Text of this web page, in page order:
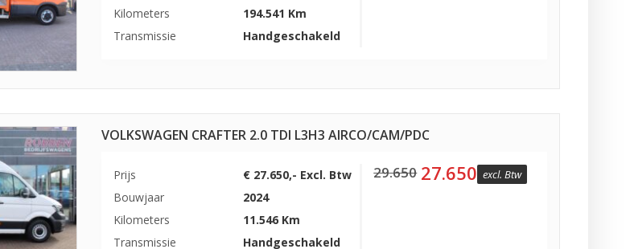
Kilometers
194.541 Km
Transmissie
Handgeschakeld
VOLKSWAGEN CRAFTER 2.0 TDI L3H3 AIRCO/CAM/PDC
Prijs
€ 27.650,- Excl. Btw
Bouwjaar
2024
Kilometers
11.546 Km
Transmissie
Handgeschakeld
29.650 27.650 excl. Btw